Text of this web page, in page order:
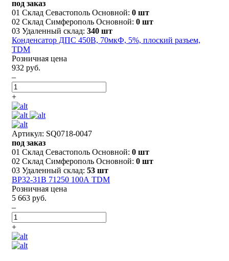
под заказ
01 Склад Севастополь Основной: 0 шт
02 Склад Симферополь Основной: 0 шт
03 Удаленный склад: 340 шт
Конденсатор ДПС 450В, 70мкФ, 5%, плоский разъем,
TDM
Розничная цена
932 руб.
–
+
Артикул: SQ0718-0047
под заказ
01 Склад Севастополь Основной: 0 шт
02 Склад Симферополь Основной: 0 шт
03 Удаленный склад: 53 шт
ВР32-31В 71250 100А TDM
Розничная цена
5 663 руб.
–
+